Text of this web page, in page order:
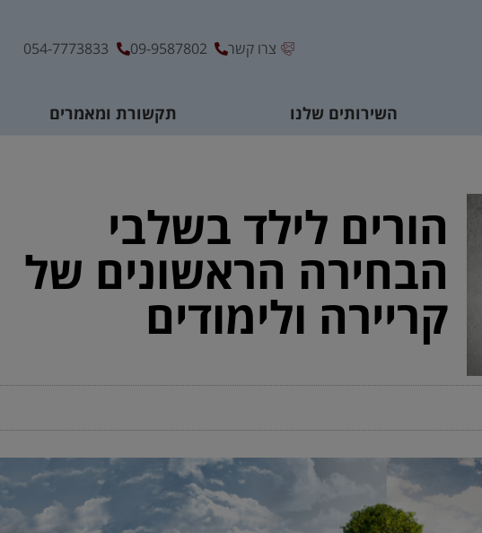
צרו קשר 09-9587802
054-7773833
השירותים שלנו תקשורת ומאמרים
הורים לילד בשלבי
הבחירה הראשונים של
קריירה ולימודים